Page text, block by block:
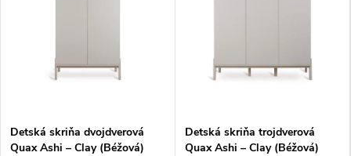
Detská skriňa dvojdverová
Quax Ashi – Clay (Béžová)
Detská skriňa trojdverová
Quax Ashi – Clay (Béžová)